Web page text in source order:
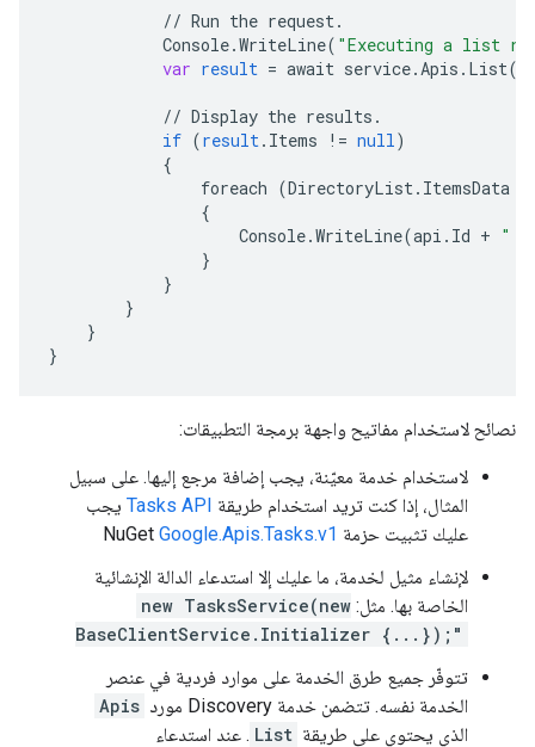
// Run the request.
Console.WriteLine( "Executing a list
var result = await service.Apis . List
// Display the results .
if (result. Items != null)
{
foreach (DirectoryList. ItemsData
{
Console.WriteLine(api . Id + "
}
}
}
}
}
نصائح لاستخدام مفاتيح واجهة برمجة التطبيقات:
لاستخدام خدمة معيّنة، يجب إضافة مرجع إليها. على سبيل
المثال، إذا كنت تريد استخدام طريقة Tasks API يجب
عليك تثبيت حزمة NuGet Google.Apis.Tasks.v1
لإنشاء مثيل لخدمة، ما عليك إلا استدعاء الدالة الإنشائية
الخاصة بها. مثل: new TasksService(new
BaseClientService.Initializer {...});"
تتوفّر جميع طرق الخدمة على موارد فردية في عنصر
الخدمة نفسه. تتضمن خدمة Discovery مورد
Apis
الذي يحتوي على طريقة List . عند استدعاء